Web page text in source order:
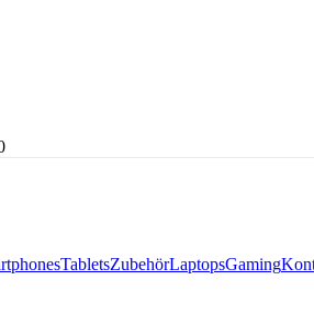
TabletsZubehörLaptopsGaming